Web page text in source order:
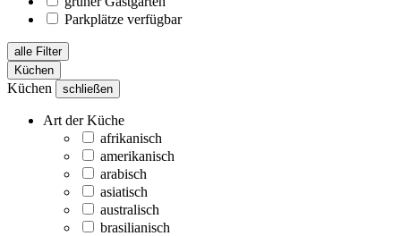
Parkplätze verfügbar
alle Filter
Küchen
Küchen schließen
Art der Küche
afrikanisch
amerikanisch
arabisch
asiatisch
australisch
brasilianisch